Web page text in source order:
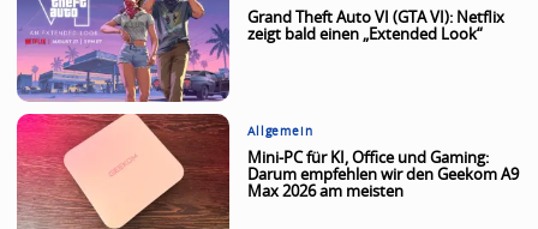
Grand Theft Auto VI (GTA VI): Netflix
zeigt bald einen „Extended Look“
Allgemein
Mini-PC für KI, Office und Gaming:
Darum empfehlen wir den Geekom A9
Max 2026 am meisten